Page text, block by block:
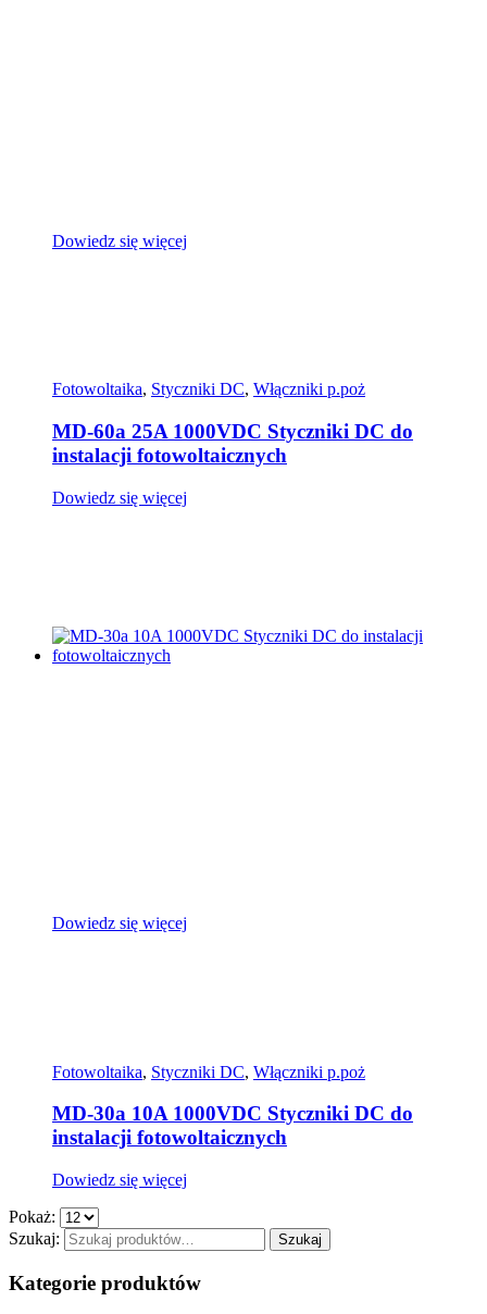
Dowiedz się więcej
Fotowoltaika, Styczniki DC, Włączniki p.poż
MD-60a 25A 1000VDC Styczniki DC do
instalacji fotowoltaicznych
Dowiedz się więcej
Dowiedz się więcej
Fotowoltaika, Styczniki DC, Włączniki p.poż
MD-30a 10A 1000VDC Styczniki DC do
instalacji fotowoltaicznych
Dowiedz się więcej
Pokaż:
Szukaj:
Szukaj
Kategorie produktów